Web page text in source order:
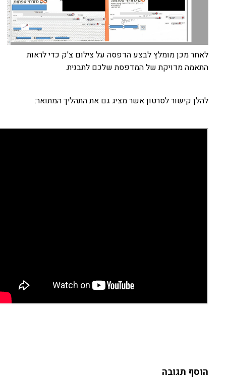
לאחר מכן מומלץ לבצע הדפסה על צילום צ'ק כדי לראות
התאמה מדויקת של המדפסת שלכם לתבנית.
להלן קישור לסרטון אשר מציג גם את התהליך המתואר:
הוסף תגובה